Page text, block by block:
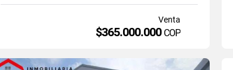
Venta
$365.000.000 COP